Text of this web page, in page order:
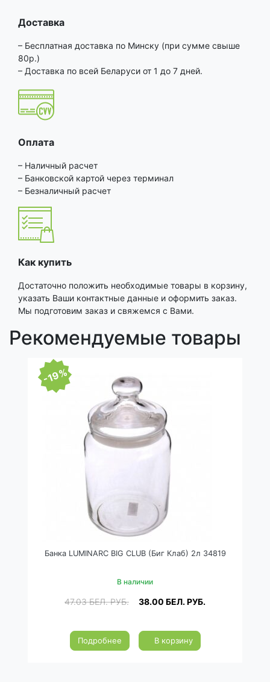
Доставка
– Бесплатная доставка по Минску (при сумме свыше
80р.)
– Доставка по всей Беларуси от 1 до 7 дней.
Оплата
– Наличный расчет
– Банковской картой через терминал
– Безналичный расчет
Как купить
Достаточно положить необходимые товары в корзину,
указать Ваши контактные данные и оформить заказ.
Мы подготовим заказ и свяжемся с Вами.
Рекомендуемые товары
-19%
Банка LUMINARC BIG CLUB (Биг Клаб) 2л 34819
В наличии
47.03БЕЛ. РУБ. 38.00 БЕЛ. РУБ.
Подробнее В корзину